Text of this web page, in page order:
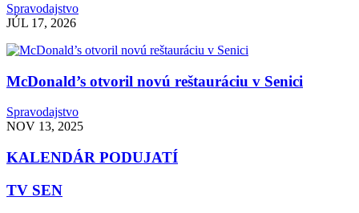
Spravodajstvo
JÚL 17, 2026
McDonald’s otvoril novú reštauráciu v Senici
Spravodajstvo
NOV 13, 2025
KALENDÁR PODUJATÍ
TV SEN